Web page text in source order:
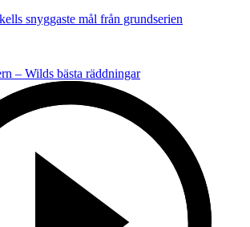
snyggaste mål från grundserien